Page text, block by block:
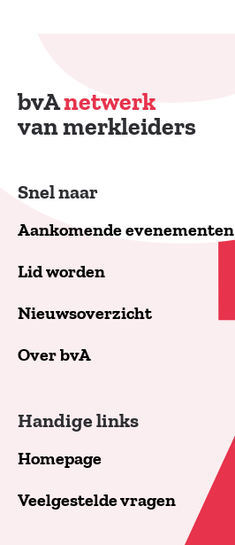
bvAnetwerk
van merkleiders
Snel naar
Aankomende evenementen
Lid worden
Nieuwsoverzicht
Over bvA
Handige links
Homepage
Veelgestelde vragen